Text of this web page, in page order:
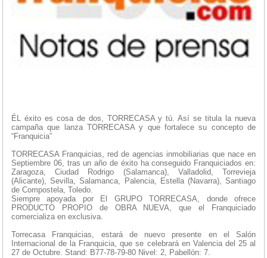
ÉL éxito es cosa de dos, TORRECASA y tú. Así se titula la nueva
campaña que lanza TORRECASA y que fortalece su concepto de
“Franquicia”
TORRECASA Franquicias, red de agencias inmobiliarias que nace en
Septiembre 06, tras un año de éxito ha conseguido Franquiciados en:
Zaragoza, Ciudad Rodrigo (Salamanca), Valladolid, Torrevieja
(Alicante), Sevilla, Salamanca, Palencia, Estella (Navarra), Santiago
de Compostela, Toledo.
Siempre apoyada por El GRUPO TORRECASA, donde ofrece
PRODUCTO PROPIO de OBRA NUEVA, que el Franquiciado
comercializa en exclusiva.
Torrecasa Franquicias, estará de nuevo presente en el Salón
Internacional de la Franquicia, que se celebrará en Valencia del 25 al
27 de Octubre. Stand: B77-78-79-80 Nivel: 2, Pabellón: 7.